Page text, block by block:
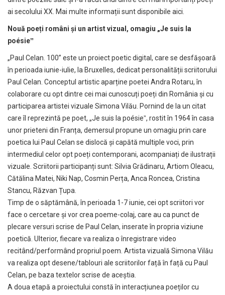
ai secolului XX. Mai multe informații sunt disponibile aici
Nouă poeți români și un artist vizual, omagiu „Je suis la
poésieˮ
„Paul Celan. 100” este un proiect poetic digital, care se desfășoară
în perioada iunie-iulie, la Bruxelles, dedicat personalității scriitorului
Paul Celan. Conceptul artistic aparține poetei Andra Rotaru, în
colaborare cu opt dintre cei mai cunoscuți poeți din România și cu
participarea artistei vizuale Simona Vilău. Pornind de la un citat
care îl reprezintă pe poet, „Je suis la poésieˮ, rostit în 1964 în casa
unor prieteni din Franța, demersul propune un omagiu prin care
poetica lui Paul Celan se dislocă și capătă multiple voci, prin
intermediul celor opt poeți contemporani, acompaniați de ilustrații
vizuale. Scriitorii participanți sunt: Silvia Grădinaru, Artiom Oleacu,
Cătălina Matei, Niki Nap, Cosmin Perța, Anca Roncea, Cristina
Stancu, Răzvan Țupa.
Timp de o săptămână, în perioada 1-7 iunie, cei opt scriitori vor
face o cercetare și vor crea poeme-colaj, care au ca punct de
plecare versuri scrise de Paul Celan, inserate în propria viziune
poetică. Ulterior, fiecare va realiza o înregistrare video
recitând/performând propriul poem. Artista vizuală Simona Vilău
va realiza opt desene/tablouri ale scriitorilor față în față cu Paul
Celan, pe baza textelor scrise de aceștia.
A doua etapă a proiectului constă în interacțiunea poeților cu